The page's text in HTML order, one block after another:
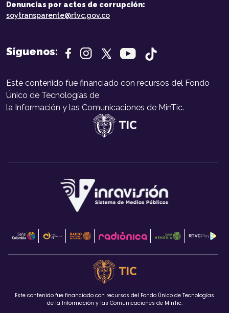
Denuncias por actos de corrupción:
soytransparente@rtvc.gov.co
Síguenos:
Este contenido fue financiado con recursos del Fondo
Único de Tecnologías de
la Información y las Comunicaciones de MinTic.
Este contenido fue financiado con recursos del Fondo Único de Tecnologías
de la Información y las Comunicaciones de MinTic.